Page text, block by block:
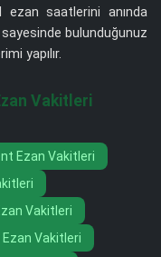
ezan saatlerini anında
bulunduğunuz
yapılır.
Vakitleri
Ezan Vakitleri
Vakitleri
Ezan Vakitleri